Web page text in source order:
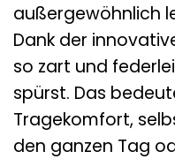
außergewöhnlich
Dank der
so zart und
spürst. Das
Tragekomfort,
den ganzen Tag